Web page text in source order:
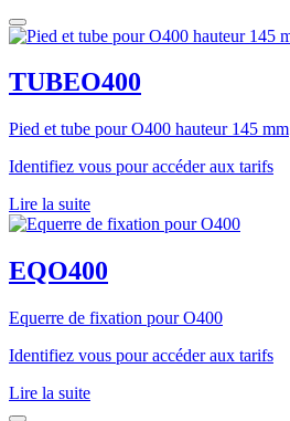
TUBEO400
Pied et tube pour O400 hauteur 145 mm
Identifiez vous pour accéder aux tarifs
Lire la suite
EQO400
Equerre de fixation pour O400
Identifiez vous pour accéder aux tarifs
Lire la suite